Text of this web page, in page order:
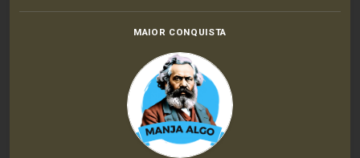
MAIOR CONQUISTA